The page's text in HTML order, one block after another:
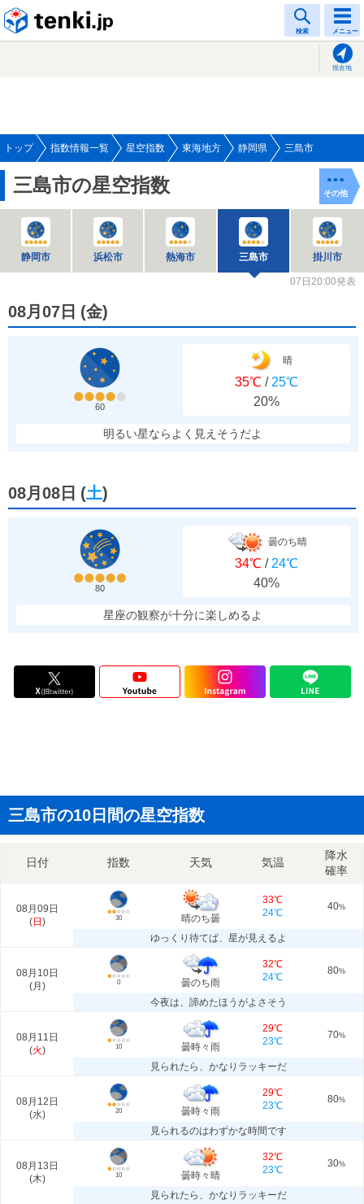
検索 メニュー
現在地
トップ 指数情報一覧 星空指数 東海地方 静岡県 三島市
三島市の星空指数
静岡市 浜松市 熱海市 三島市 掛川市
その他
07日20:00発表
08月07日 (金)
60
晴
35℃ / 25℃
20%
明るい星ならよく見えそうだよ
08月08日 (土)
80
曇のち晴
34℃ / 24℃
40%
星座の観察が十分に楽しめるよ
三島市の10日間の星空指数
日付 指数 天気 気温
降水
確率
08月09日
(日 ) 30 晴のち曇
33℃
24℃
40%
ゆっくり待てば、星が見えるよ
08月10日
(月 ) 0 曇のち雨
32℃
24℃
80%
今夜は、諦めたほうがよさそう
08月11日
(火) 10 曇時々雨
29℃
23℃
70%
見られたら、かなりラッキーだ
08月12日
(水) 20 曇時々雨
29℃
23℃
80%
見られるのはわずかな時間です
08月13日
(木) 10 曇時々晴
32℃
23℃
30%
見られたら、かなりラッキーだ